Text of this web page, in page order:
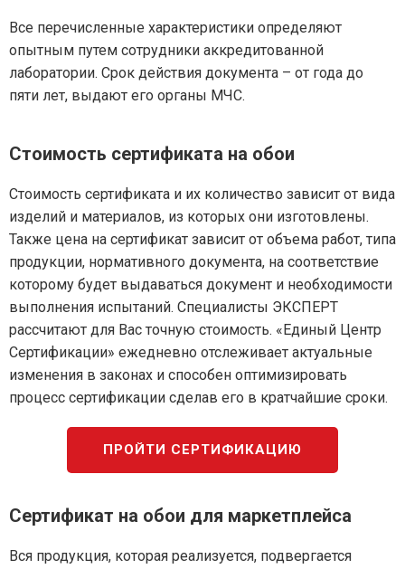
Все перечисленные характеристики определяют
опытным путем сотрудники аккредитованной
лаборатории. Срок действия документа – от года до
пяти лет, выдают его органы МЧС.
Стоимость сертификата на обои
Стоимость сертификата и их количество зависит от вида
изделий и материалов, из которых они изготовлены.
Также цена на сертификат зависит от объема работ, типа
продукции, нормативного документа, на соответствие
которому будет выдаваться документ и необходимости
выполнения испытаний. Специалисты ЭКСПЕРТ
рассчитают для Вас точную стоимость. «Единый Центр
Сертификации» ежедневно отслеживает актуальные
изменения в законах и способен оптимизировать
процесс сертификации сделав его в кратчайшие сроки.
ПРОЙТИ СЕРТИФИКАЦИЮ
Сертификат на обои для маркетплейса
Вся продукция, которая реализуется, подвергается